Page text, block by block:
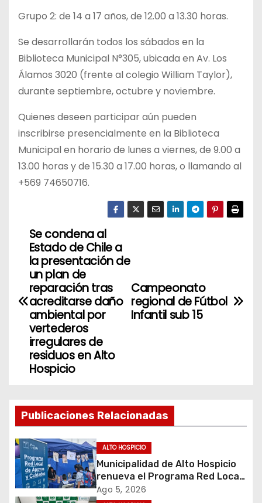
Grupo 2: de 14 a 17 años, de 12.00 a 13.30 horas.
Se desarrollarán todos los sábados en la
Biblioteca Municipal N°305, ubicada en Av. Los
Álamos 3020 (frente al colegio William Taylor),
durante septiembre, octubre y noviembre.
Quienes deseen participar aún pueden
inscribirse presencialmente en la Biblioteca
Municipal en horario de lunes a viernes, de 9.00 a
13.00 horas y de 15.30 a 17.00 horas, o llamando al
+569 74650716.
N
e
i
ó
n
d
Campeonato
regional de Fútbol
Infantil sub 15
Se condena al
Estado de Chile a
la presentación de
un plan de
reparación tras
acreditarse daño
ambiental por
vertederos
irregulares de
residuos en Alto
Hospicio
Publicaciones Relacionadas
ALTO HOSPICIO
Municipalidad de Alto Hospicio
renueva el Programa Red Local
de Apoyos y Cuidados
Ago 5, 2026